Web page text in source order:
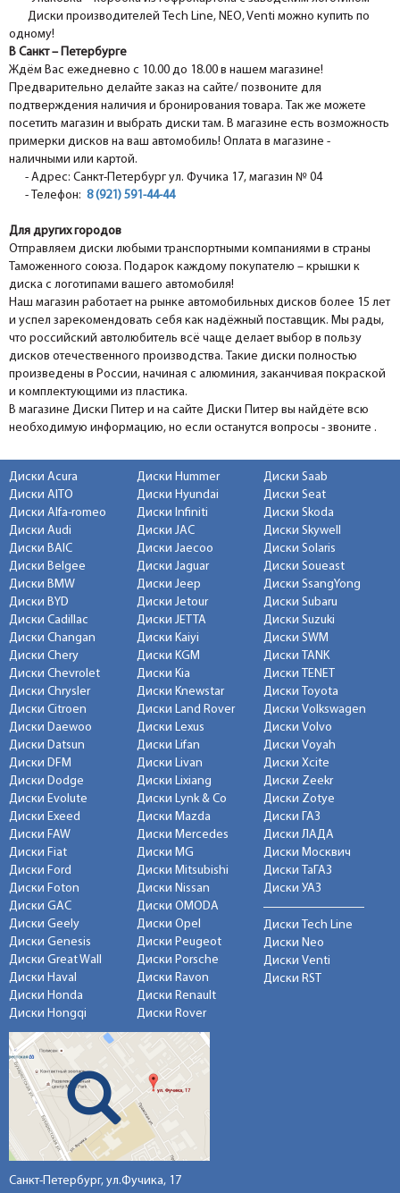
Диски производителей Tech Line, NEO, Venti можно купить по
одному!
В Санкт – Петербурге
Ждём Вас ежедневно с 10.00 до 18.00 в нашем магазине!
Предварительно делайте заказ на сайте/ позвоните для
подтверждения наличия и бронирования товара. Так же можете
посетить магазин и выбрать диски там. В магазине есть возможность
примерки дисков на ваш автомобиль! Оплата в магазине -
наличными или картой.
- Адрес: Санкт-Петербург ул. Фучика 17, магазин № 04
- Телефон: 8 (921) 591-44-44
Для других городов
Отправляем диски любыми транспортными компаниями в страны
Таможенного союза. Подарок каждому покупателю – крышки к
диска с логотипами вашего автомобиля!
Наш магазин работает на рынке автомобильных дисков более 15 лет
и успел зарекомендовать себя как надёжный поставщик. Мы рады,
что российский автолюбитель всё чаще делает выбор в пользу
дисков отечественного производства. Такие диски полностью
произведены в России, начиная с алюминия, заканчивая покраской
и комплектующими из пластика.
В магазине Диски Питер и на сайте Диски Питер вы найдёте всю
необходимую информацию, но если останутся вопросы - звоните .
Диски Acura
Диски AITO
Диски Alfa-romeo
Диски Audi
Диски BAIC
Диски Belgee
Диски BMW
Диски BYD
Диски Cadillac
Диски Changan
Диски Chery
Диски Chevrolet
Диски Chrysler
Диски Citroen
Диски Daewoo
Диски Datsun
Диски DFM
Диски Dodge
Диски Evolute
Диски Exeed
Диски FAW
Диски Fiat
Диски Ford
Диски Foton
Диски GAC
Диски Geely
Диски Genesis
Диски Great Wall
Диски Haval
Диски Honda
Диски Hongqi
Диски Hummer
Диски Hyundai
Диски Infiniti
Диски JAC
Диски Jaecoo
Диски Jaguar
Диски Jeep
Диски Jetour
Диски JETTA
Диски Kaiyi
Диски KGM
Диски Kia
Диски Knewstar
Диски Land Rover
Диски Lexus
Диски Lifan
Диски Livan
Диски Lixiang
Диски Lynk & Co
Диски Mazda
Диски Mercedes
Диски MG
Диски Mitsubishi
Диски Nissan
Диски OMODA
Диски Opel
Диски Peugeot
Диски Porsche
Диски Ravon
Диски Renault
Диски Rover
Диски Saab
Диски Seat
Диски Skoda
Диски Skywell
Диски Solaris
Диски Soueast
Диски SsangYong
Диски Subaru
Диски Suzuki
Диски SWM
Диски TANK
Диски TENET
Диски Toyota
Диски Volkswagen
Диски Volvo
Диски Voyah
Диски Xcite
Диски Zeekr
Диски Zotye
Диски ГАЗ
Диски ЛАДА
Диски Москвич
Диски ТаГАЗ
Диски УАЗ
Диски Tech Line
Диски Neo
Диски Venti
Диски RST
Санкт-Петербург, ул.Фучика, 17